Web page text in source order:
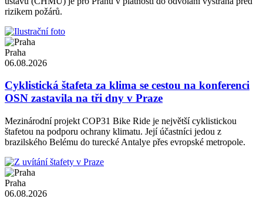
rizikem požárů.
Praha
06.08.2026
Cyklistická štafeta za klima se cestou na konferenci
OSN zastavila na tři dny v Praze
Mezinárodní projekt COP31 Bike Ride je největší cyklistickou
štafetou na podporu ochrany klimatu. Její účastníci jedou z
brazilského Belému do turecké Antalye přes evropské metropole.
Praha
06.08.2026